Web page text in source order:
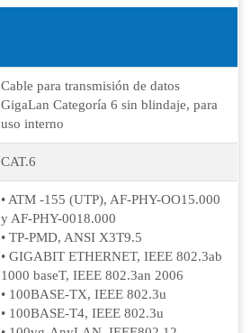
Cable para transmisión de datos
GigaLan Categoría 6 sin blindaje, para
uso interno
CAT.6
• ATM -155 (UTP), AF-PHY-OO15.000
y AF-PHY-0018.000
• TP-PMD, ANSI X3T9.5
• GIGABIT ETHERNET, IEEE 802.3ab
1000 baseT, IEEE 802.3an 2006
• 100BASE-TX, IEEE 802.3u
• 100BASE-T4, IEEE 802.3u